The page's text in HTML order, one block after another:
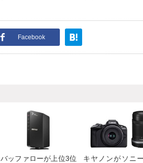
Facebook
バッファローが上位3位
キヤノンがソニ